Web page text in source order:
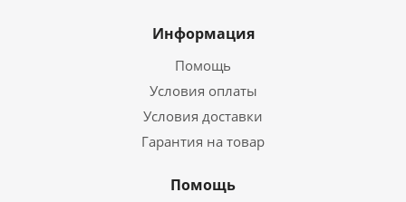
Информация
Помощь
Условия оплаты
Условия доставки
Гарантия на товар
Помощь